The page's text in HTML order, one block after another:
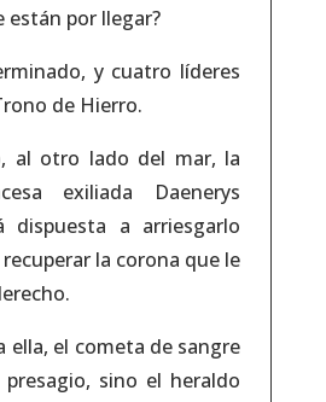
por llegar?
y cuatro líderes
de Hierro.
al otro lado del mar, la
exiliada Daenerys
dispuesta a arriesgarlo
la corona que le
ella, el cometa de sangre
sino el heraldo